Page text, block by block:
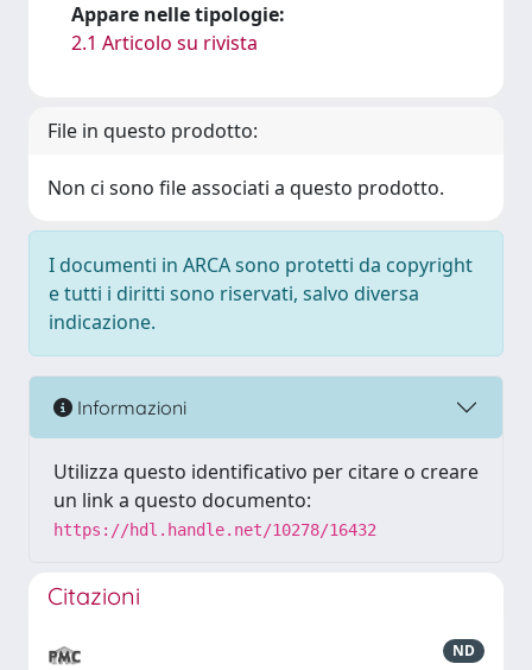
Appare nelle tipologie:
2.1 Articolo su rivista
File in questo prodotto:
Non ci sono file associati a questo prodotto.
I documenti in ARCA sono protetti da copyright
e tutti i diritti sono riservati, salvo diversa
indicazione.
Informazioni
Utilizza questo identificativo per citare o creare
un link a questo documento:
https://hdl.handle.net/10278/16432
Citazioni
ND